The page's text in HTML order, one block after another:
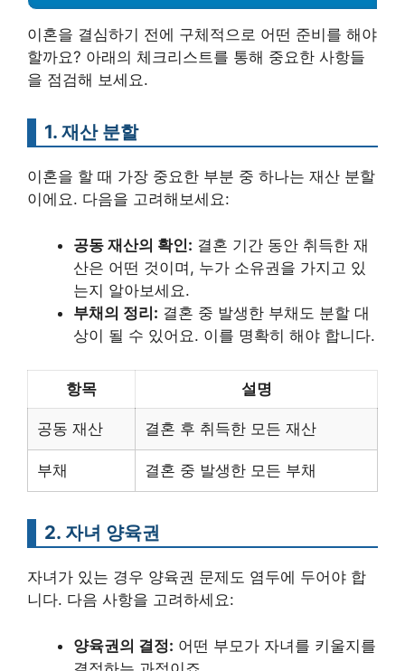
이혼을 결심하기 전에 구체적으로 어떤 준비를 해야
할까요? 아래의 체크리스트를 통해 중요한 사항들
을 점검해 보세요.
1. 재산 분할
이혼을 할 때 가장 중요한 부분 중 하나는 재산 분할
이에요. 다음을 고려해보세요:
공동 재산의 확인: 결혼 기간 동안 취득한 재
산은 어떤 것이며, 누가 소유권을 가지고 있
는지 알아보세요.
부채의 정리: 결혼 중 발생한 부채도 분할 대
상이 될 수 있어요. 이를 명확히 해야 합니다.
항목 설명
공동 재산 결혼 후 취득한 모든 재산
부채 결혼 중 발생한 모든 부채
2. 자녀 양육권
자녀가 있는 경우 양육권 문제도 염두에 두어야 합
니다. 다음 사항을 고려하세요:
양육권의 결정: 어떤 부모가 자녀를 키울지를